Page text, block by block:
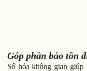
Góp phần bảo tồn
Số hóa không gian giúp